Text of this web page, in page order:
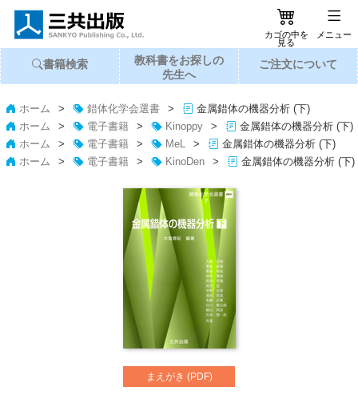
カゴの中を
見る
メニュー
書籍検索 教科書をお探しの
先生へ
ご注文について
ホーム > 錯体化学会選書 >
金属錯体の機器分析 (下)
ホーム
> 電子書籍 > Kinoppy >
金属錯体の機器分析 (下)
ホーム
> 電子書籍 > MeL >
金属錯体の機器分析 (下)
ホーム
> 電子書籍 > KinoDen > 金属錯体の機器分析 (下)
まえがき (PDF)